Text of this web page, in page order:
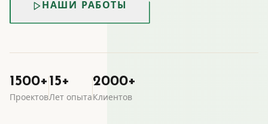
НАШИ РАБОТЫ
1500+
Проектов
15+
Лет опыта
2000+
Клиентов